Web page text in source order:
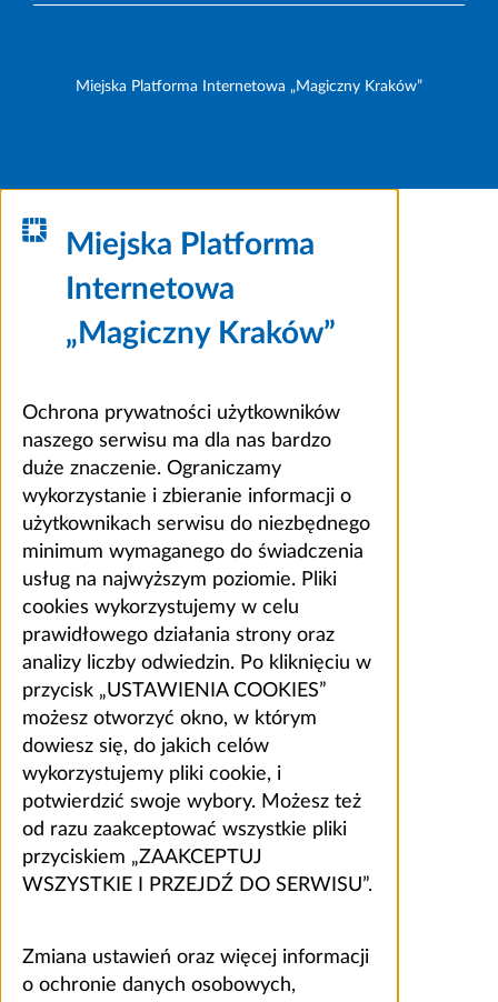
Miejska Platforma Internetowa „Magiczny Kraków”
Miejska Platforma
Internetowa
„Magiczny Kraków”
Ochrona prywatności użytkowników
naszego serwisu ma dla nas bardzo
duże znaczenie. Ograniczamy
wykorzystanie i zbieranie informacji o
użytkownikach serwisu do niezbędnego
minimum wymaganego do świadczenia
usług na najwyższym poziomie. Pliki
cookies wykorzystujemy w celu
prawidłowego działania strony oraz
analizy liczby odwiedzin. Po kliknięciu w
przycisk „USTAWIENIA COOKIES”
możesz otworzyć okno, w którym
dowiesz się, do jakich celów
wykorzystujemy pliki cookie, i
potwierdzić swoje wybory. Możesz też
od razu zaakceptować wszystkie pliki
przyciskiem „ZAAKCEPTUJ
WSZYSTKIE I PRZEJDŹ DO SERWISU”.
Zmiana ustawień oraz więcej informacji
o ochronie danych osobowych,